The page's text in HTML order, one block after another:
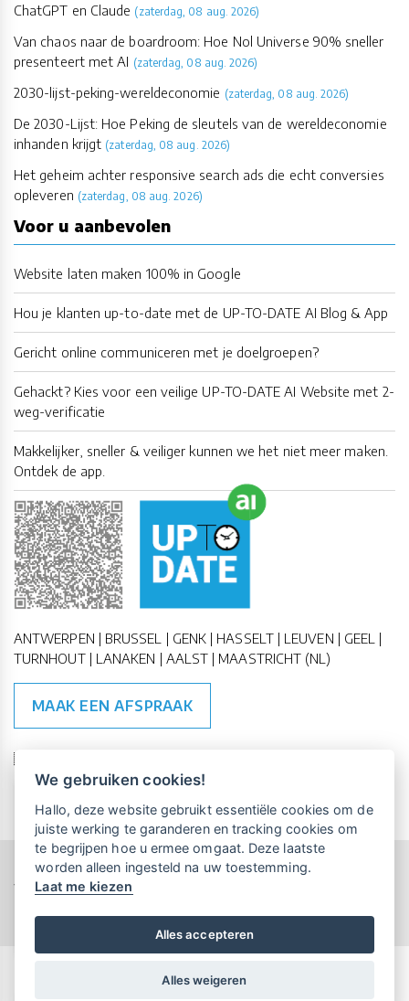
ChatGPT en Claude (zaterdag, 08 aug. 2026)
Van chaos naar de boardroom: Hoe Nol Universe 90% sneller
presenteert met AI (zaterdag, 08 aug. 2026)
2030-lijst-peking-wereldeconomie (zaterdag, 08 aug. 2026)
De 2030-Lijst: Hoe Peking de sleutels van de wereldeconomie
inhanden krijgt (zaterdag, 08 aug. 2026)
Het geheim achter responsive search ads die echt conversies
opleveren (zaterdag, 08 aug. 2026)
Voor u aanbevolen
Website laten maken 100% in Google
Hou je klanten up-to-date met de UP-TO-DATE AI Blog & App
Gericht online communiceren met je doelgroepen?
Gehackt? Kies voor een veilige UP-TO-DATE AI Website met 2-
weg-verificatie
Makkelijker, sneller & veiliger kunnen we het niet meer maken.
Ontdek de app.
ANTWERPEN | BRUSSEL | GENK | HASSELT | LEUVEN | GEEL |
TURNHOUT | LANAKEN | AALST | MAASTRICHT (NL)
MAAK EEN AFSPRAAK
🇪🇺 🇧🇪
Copyright All Rights Reserved © 2015-2026 UP-TO-DATE
WebDesign
Privacy & Cookies
Locations Algemene Voorwaarden
We gebruiken cookies!
Hallo, deze website gebruikt essentiële cookies om de
juiste werking te garanderen en tracking cookies om
te begrijpen hoe u ermee omgaat. Deze laatste
worden alleen ingesteld na uw toestemming.
Laat me kiezen
Alles accepteren
Alles weigeren
een persoonlijke demo.
Maandelijks gratis opleidingen